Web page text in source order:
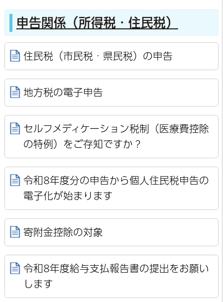
申告関係（所得税・住民税）
住民税（市民税・県民税）の申告
地方税の電子申告
セルフメディケーション税制（医療費控除
の特例）をご存知ですか？
令和8年度分の申告から個人住民税申告の
電子化が始まります
寄附金控除の対象
令和8年度給与支払報告書の提出をお願い
します